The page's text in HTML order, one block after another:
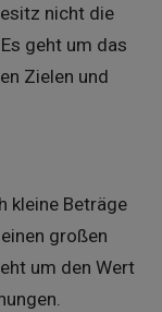
nicht die
geht um das
Zielen und
kleine Beträge
großen
um den Wert